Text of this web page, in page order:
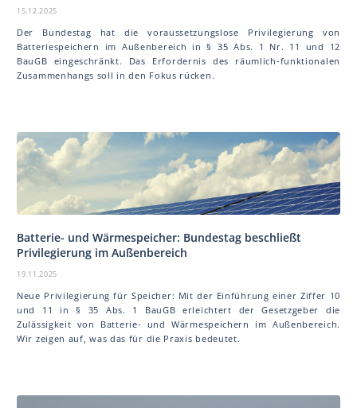
15.12.2025
Der Bundestag hat die voraussetzungslose Privilegierung von
Batteriespeichern im Außenbereich in § 35 Abs. 1 Nr. 11 und 12
BauGB eingeschränkt. Das Erfordernis des räumlich-funktionalen
Zusammenhangs soll in den Fokus rücken.
Batterie- und Wärmespeicher: Bundestag beschließt
Privilegierung im Außenbereich
19.11.2025
Neue Privilegierung für Speicher: Mit der Einführung einer Ziffer 10
und 11 in § 35 Abs. 1 BauGB erleichtert der Gesetzgeber die
Zulässigkeit von Batterie- und Wärmespeichern im Außenbereich.
Wir zeigen auf, was das für die Praxis bedeutet.